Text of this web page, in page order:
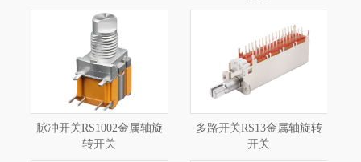
脉冲开关RS1002金属轴旋
转开关
多路开关RS13金属轴旋转
开关